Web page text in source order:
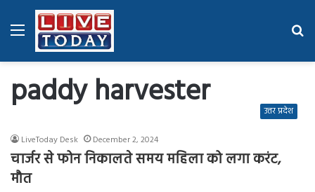
Menu
paddy harvester उत्तर प्रदेश
LiveToday Desk December 2, 2024
चार्जर से फोन निकालते समय महिला को लगा करंट,
मौत